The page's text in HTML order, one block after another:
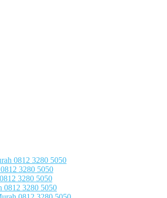
0812 3280 5050
3280 5050
3280 5050
0812 3280 5050